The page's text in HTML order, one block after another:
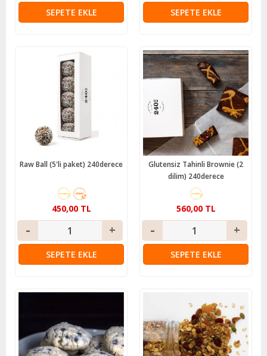
SEPETE EKLE SEPETE EKLE
Raw Ball (5'li paket) 240derece
450,00 TL
SEPETE EKLE
Glutensiz Tahinli Brownie (2
dilim) 240derece
560,00 TL
SEPETE EKLE